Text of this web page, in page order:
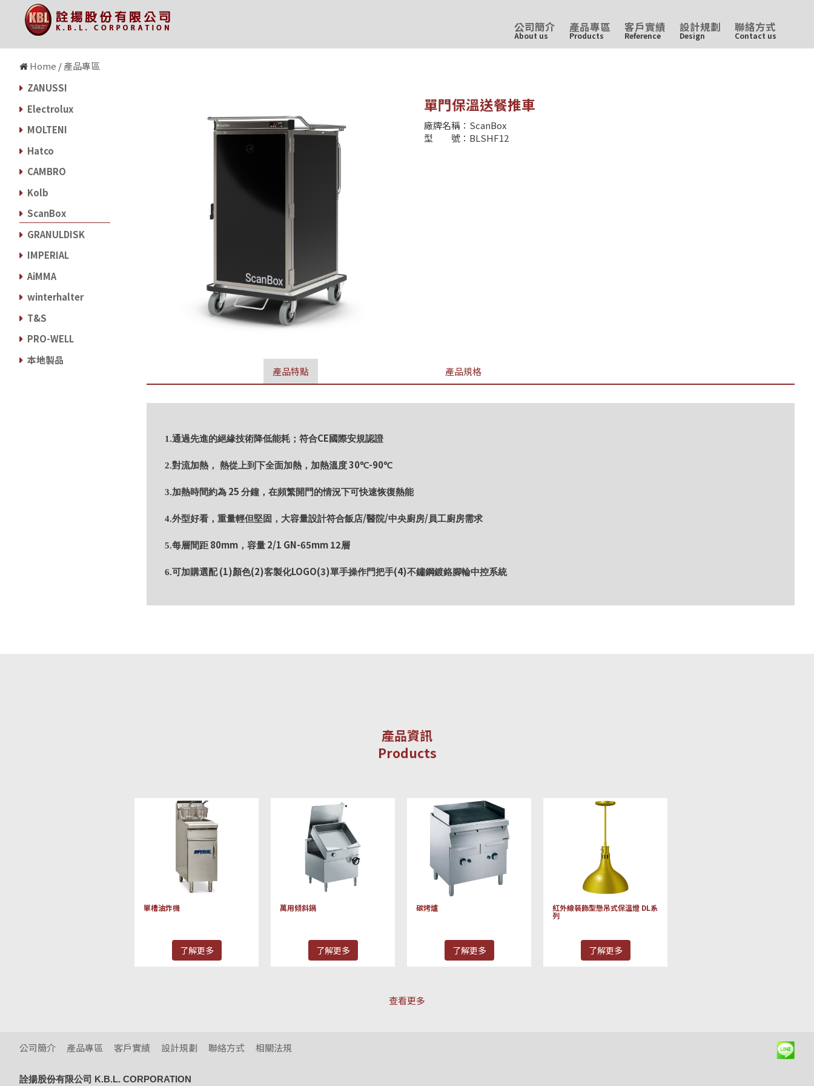
state='Y' and i=604 and ID=69
公司簡介
About us
產品專區
Products
客戶實績
Reference
設計規劃
Design
聯絡方式
Contact us
Home /產品專區
ZANUSSI
Electrolux
MOLTENI
Hatco
CAMBRO
Kolb
ScanBox
GRANULDISK
IMPERIAL
AiMMA
winterhalter
T&S
PRO-WELL
本地製品
單門保溫送餐推車
廠牌名稱：ScanBox
型 號：BLSHF12
產品特點 產品規格
1.通過先進的絕緣技術降低能耗；符合CE國際安規認證
2.對流加熱， 熱從上到下全面加熱，加熱溫度30℃-90℃
3.加熱時間約為 25 分鐘，在頻繁開門的情況下可快速恢復熱能
4.外型好看，重量輕但堅固，大容量設計符合飯店/醫院/中央廚房/員工廚房需求
5.每層間距 80mm ，容量 2/1 GN-65mm 12層
6.可加購選配(1)顏色(2)客製化LOGO(3)單手操作門把手(4)不鏽鋼鍍鉻腳輪中控系統
產品資訊
Products
單槽油炸機
了解更多
萬用傾斜鍋
了解更多
碳烤爐
了解更多
紅外線裝飾型懸吊式保溫燈 DL系
列
了解更多
查看更多
公司簡介 產品專區 客戶實績 設計規劃 聯絡方式 相關法規
詮揚股份有限公司 K.B.L. CORPORATION